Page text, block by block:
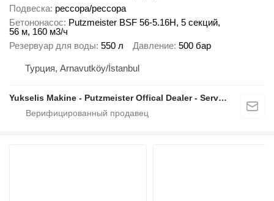
Подвеска рессора/рессора
Бетононасос Putzmeister BSF 56-5.16H, 5 секций,
56 м, 160 м3/ч
Резервуар для воды 550 л Давление 500 бар
Турция, Arnavutköy/İstanbul
Yukselis Makine - Putzmeister Offical Dealer - Service And Sales Center